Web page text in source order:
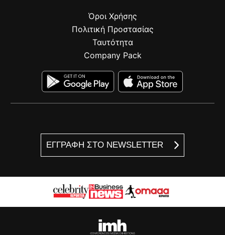
ΕΓΓΡΑΦΗ ΣΤΟ NEWSLETTER
Όροι Χρήσης
Πολιτική Προστασίας
Ταυτότητα
Company Pack